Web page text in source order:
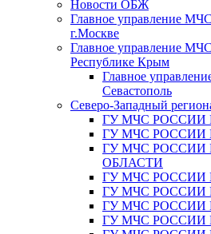
Новости ОБЖ
Главное управление
г.Москве
Главное управление
Республике Крым
Главное
Севастополь
Северо-Западный
ГУ МЧС РОССИИ
ГУ МЧС
ГУ МЧС
ОБЛАСТИ
ГУ МЧС РОССИИ
ГУ МЧС
ГУ МЧС
ГУ МЧС